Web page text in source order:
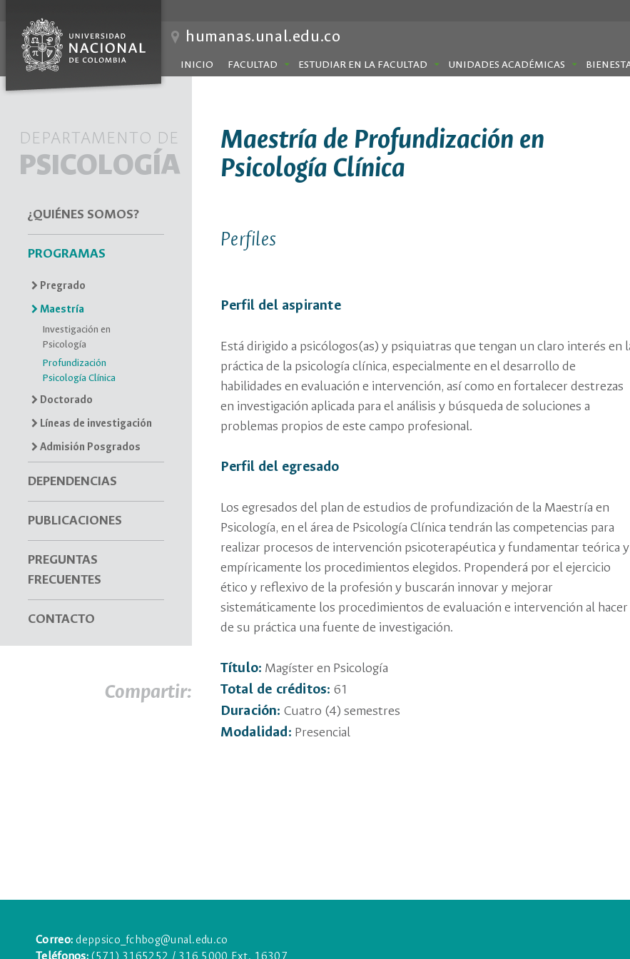
humanas.unal.edu.co
INICIO FACULTAD ESTUDIAR EN LA FACULTAD UNIDADES ACADÉMICAS
DEPARTAMENTO DE
PSICOLOGÍA
¿QUIÉNES SOMOS?
PROGRAMAS
Pregrado
Maestría
Investigación en
Psicología
Profundización
Psicología Clínica
Doctorado
Líneas de investigación
Admisión Posgrados
DEPENDENCIAS
PUBLICACIONES
PREGUNTAS
FRECUENTES
CONTACTO
Compartir:
Maestría de Profundización en
Psicología Clínica
Perfiles
Perfil del aspirante
Está dirigido a psicólogos(as) y psiquiatras que tengan un claro interés en
práctica de la psicología clínica, especialmente en el desarrollo de
habilidades en evaluación e intervención, así como en fortalecer destrezas
en investigación aplicada para el análisis y búsqueda de soluciones a
problemas propios de este campo profesional.
Perfil del egresado
Los egresados del plan de estudios de profundización de la Maestría en
Psicología, en el área de Psicología Clínica tendrán las competencias para
realizar procesos de intervención psicoterapéutica y fundamentar teórica y
empíricamente los procedimientos elegidos. Propenderá por el ejercicio
ético y reflexivo de la profesión y buscarán innovar y mejorar
sistemáticamente los procedimientos de evaluación e intervención al hacer
de su práctica una fuente de investigación.
Título: Magíster en Psicología
Total de créditos: 61
Duración: Cuatro (4) semestres
Modalidad: Presencial
Correo:deppsico_fchbog@unal.edu.co
Teléfonos:(571) 3165252 / 316 5000 Ext. 16307